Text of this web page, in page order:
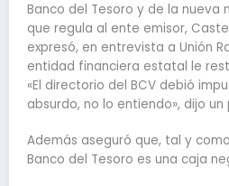
Banco del Tesoro y de la nueva
que regula al ente emisor,
expresó, en entrevista a Unión
entidad financiera estatal le
«El directorio del BCV debió
absurdo, no lo entiendo», dijo
Además aseguró que, tal y
Banco del Tesoro es una caja